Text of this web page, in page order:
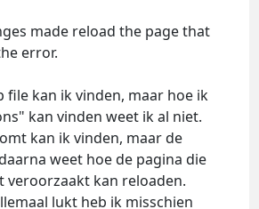
made reload the page that
error.
file kan ik vinden, maar hoe ik
kan vinden weet ik al niet.
kan ik vinden, maar de
weet hoe de pagina die
veroorzaakt kan reloaden.
lukt heb ik misschien